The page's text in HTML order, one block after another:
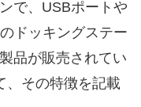
で、USBポートや
ドッキングステー
品が販売されてい
、その特徴を記載